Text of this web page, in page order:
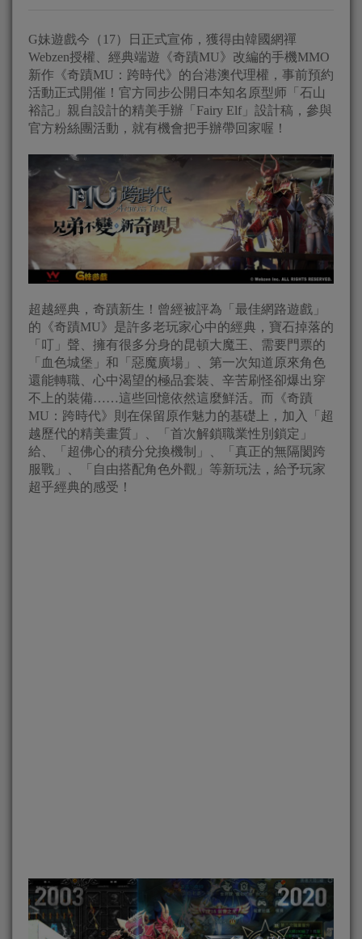
G妹遊戲今（17）日正式宣佈，獲得由韓國網禪
Webzen授權、經典端遊《奇蹟MU》改編的手機MMO
新作《奇蹟MU：跨時代》的台港澳代理權，事前預約
活動正式開催！官方同步公開日本知名原型师「石山
裕記」親自設計的精美手辦「Fairy Elf」設計稿，參與
官方粉絲團活動，就有機會把手辦帶回家喔！
超越經典，奇蹟新生！曾經被評為「最佳網路遊戲」
的《奇蹟MU》是許多老玩家心中的經典，寶石掉落的
「叮」聲、擁有很多分身的昆頓大魔王、需要門票的
「血色城堡」和「惡魔廣場」、第一次知道原來角色
還能轉職、心中渴望的極品套裝、辛苦刷怪卻爆出穿
不上的裝備……這些回憶依然這麼鮮活。而《奇蹟
MU：跨時代》則在保留原作魅力的基礎上，加入「超
越歷代的精美畫質」、「首次解鎖職業性別鎖定」
給、「超佛心的積分兌換機制」、「真正的無隔閡跨
服戰」、「自由搭配角色外觀」等新玩法，給予玩家
超乎經典的感受！